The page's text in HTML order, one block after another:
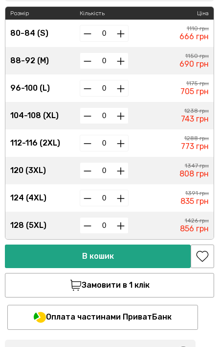
Розмір
80-84 (S)
88-92 (M)
96-100 (L)
104-108 (XL)
112-116 (2XL)
120 (3XL)
124 (4XL)
128 (5XL)
Кількість Ціна
1110 грн
666 грн
1150 грн
690 грн
1175 грн
705 грн
1238 грн
743 грн
1288 грн
773 грн
1347 грн
808 грн
1391 грн
835 грн
1426 грн
856 грн
В кошик
Замовити в 1 клік
Оплата частинами ПриватБанк